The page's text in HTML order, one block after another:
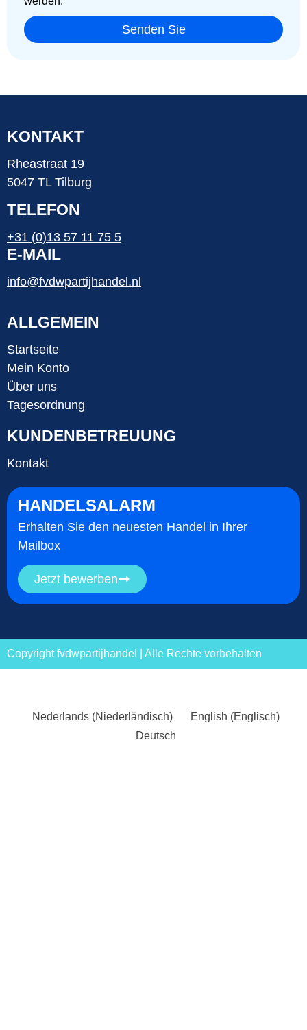
Senden Sie
KONTAKT
Rheastraat 19
5047 TL Tilburg
TELEFON
+31 (0)13 57 11 75 5
E-MAIL
info@fvdwpartijhandel.nl
ALLGEMEIN
Startseite
Mein Konto
Über uns
Tagesordnung
KUNDENBETREUUNG
Kontakt
HANDELSALARM
Erhalten Sie den neuesten Handel in Ihrer
Mailbox
Jetzt bewerben
Copyright fvdwpartijhandel | Alle Rechte vorbehalten
Nederlands(Niederländisch) English (Englisch)
Deutsch